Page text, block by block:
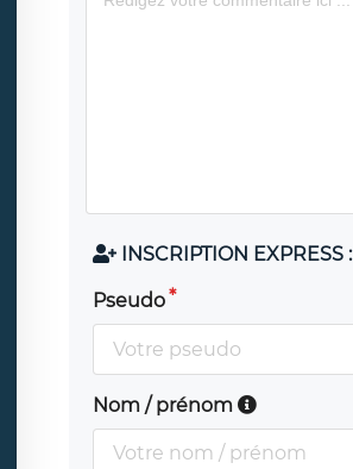
INSCRIPTION EXPRESS :
Pseudo
Nom / prénom